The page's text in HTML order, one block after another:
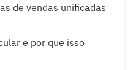
de vendas unificadas
e por que isso